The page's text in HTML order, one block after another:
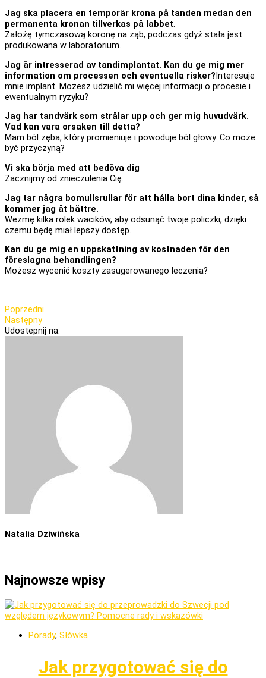
Jag ska placera en temporär krona på tanden medan den
permanenta kronan tillverkas på labbet.
Założę tymczasową koronę na ząb, podczas gdyż stała jest
produkowana w laboratorium.
Jag är intresserad av tandimplantat. Kan du ge mig mer
information om processen och eventuella risker?Interesuje
mnie implant. Możesz udzielić mi więcej informacji o procesie i
ewentualnym ryzyku?
Jag har tandvärk som strålar upp och ger mig huvudvärk.
Vad kan vara orsaken till detta?
Mam ból zęba, który promieniuje i powoduje ból głowy. Co może
być przyczyną?
Vi ska börja med att bedöva dig
Zacznijmy od znieczulenia Cię.
Jag tar några bomullsrullar för att hålla bort dina kinder, så
kommer jag åt bättre.
Wezmę kilka rolek wacików, aby odsunąć twoje policzki, dzięki
czemu będę miał lepszy dostęp.
Kan du ge mig en uppskattning av kostnaden för den
föreslagna behandlingen?
Możesz wycenić koszty zasugerowanego leczenia?
Poprzedni
Następny
Udostepnij na:
Natalia Dziwińska
Najnowsze wpisy
Porady, Słówka
Jak przygotować się do